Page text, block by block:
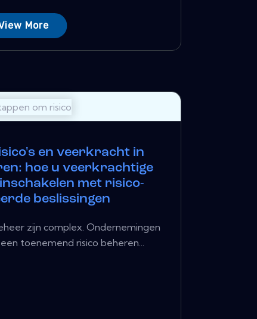
More
en veerkracht in
hoe u veerkrachtige
met risico-
beslissingen
zijn complex. Ondernemingen
toenemend risico beheren...